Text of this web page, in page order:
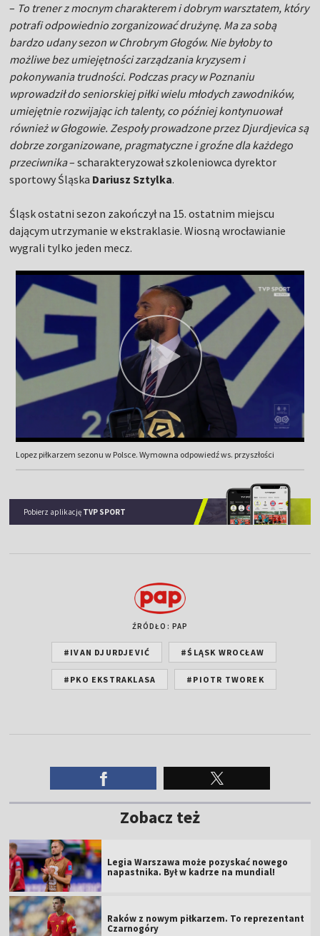
– To trener z mocnym charakterem i dobrym warsztatem, który
potrafi odpowiednio zorganizować drużynę. Ma za sobą
bardzo udany sezon w Chrobrym Głogów. Nie byłoby to
możliwe bez umiejętności zarządzania kryzysem i
pokonywania trudności. Podczas pracy w Poznaniu
wprowadził do seniorskiej piłki wielu młodych zawodników,
umiejętnie rozwijając ich talenty, co później kontynuował
również w Głogowie. Zespoły prowadzone przez Djurdjevica są
dobrze zorganizowane, pragmatyczne i groźne dla każdego
przeciwnika– scharakteryzował szkoleniowca dyrektor
sportowy Śląska Dariusz Sztylka.
Śląsk ostatni sezon zakończył na 15. ostatnim miejscu
dającym utrzymanie w ekstraklasie. Wiosną wrocławianie
wygrali tylko jeden mecz.
Lopez piłkarzem sezonu w Polsce. Wymowna odpowiedź ws. przyszłości
Pobierz aplikację TVP SPORT
ŹRÓDŁO: PAP
#IVAN DJURDJEVIĆ #ŚLĄSK WROCŁAW
#PKO EKSTRAKLASA #PIOTR TWOREK
Zobacz też
Legia Warszawa może pozyskać nowego
napastnika. Był w kadrze na mundial!
Raków z nowym piłkarzem. To reprezentant
Czarnogóry